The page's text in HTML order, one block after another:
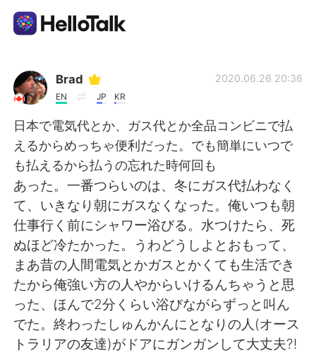
Ứng dụng trao đổi ngôn ngữ
AI Grammar Checker
Tiếng Việt
English 简体中文
繁體中文 Español
العربية Français
Deutsch 日本語
Brad
EN JP KR
2020.06.26 20:36
日本で電気代とか、ガス代とか全品コンビニで払
えるからめっちゃ便利だった。でも簡単にいつで
も払えるから払うの忘れた時何回も
あった。一番つらいのは、冬にガス代払わなく
て、いきなり朝にガスなくなった。俺いつも朝
仕事行く前にシャワー浴びる。水つけたら、死
ぬほど冷たかった。うわどうしよとおもって、
まあ昔の人間電気とかガスとかくても生活でき
たから俺強い方の人やからいけるんちゃうと思
った、ほんで2分くらい浴びながらずっと叫ん
でた。終わったしゅんかんにとなりの人(オース
トラリアの友達)がドアにガンガンして大丈夫?!